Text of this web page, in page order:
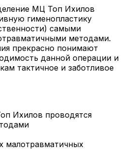
МЦ Топ Ихилов
гименопластику
самыми
методами.
прекрасно понимают
данной операции и
тактичное и заботливое
Ихилов проводятся
малотравматичных